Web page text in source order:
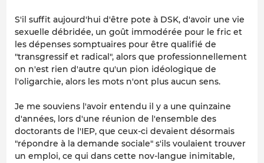
S'il suffit aujourd'hui d'être pote à DSK, d'avoir une vie
sexuelle débridée, un goût immodérée pour le fric et
les dépenses somptuaires pour être qualifié de
"transgressif et radical", alors que professionnellement
on n'est rien d'autre qu'un pion idéologique de
l'oligarchie, alors les mots n'ont plus aucun sens.
Je me souviens l'avoir entendu il y a une quinzaine
d'années, lors d'une réunion de l'ensemble des
doctorants de l'IEP, que ceux-ci devaient désormais
"répondre à la demande sociale" s'ils voulaient trouver
un emploi, ce qui dans cette nov-langue inimitable,